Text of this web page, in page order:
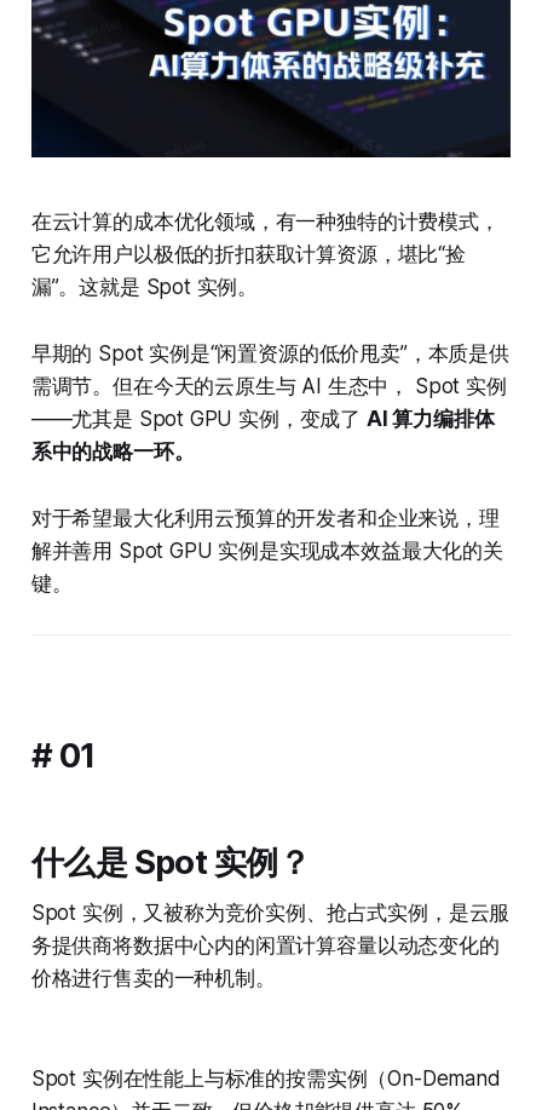
在云计算的成本优化领域，有一种独特的计费模式，
它允许用户以极低的折扣获取计算资源，堪比“捡
漏”。这就是 Spot 实例。
早期的 Spot 实例是“闲置资源的低价甩卖”，本质是供
需调节。但在今天的云原生与 AI 生态中， Spot 实例
——尤其是 Spot GPU 实例，变成了 AI 算力编排体
系中的战略一环。
对于希望最大化利用云预算的开发者和企业来说，理
解并善用 Spot GPU 实例是实现成本效益最大化的关
键。
# 01
什么是 Spot 实例？
Spot 实例，又被称为竞价实例、抢占式实例，是云服
务提供商将数据中心内的闲置计算容量以动态变化的
价格进行售卖的一种机制。
Spot 实例在性能上与标准的按需实例（On-Demand